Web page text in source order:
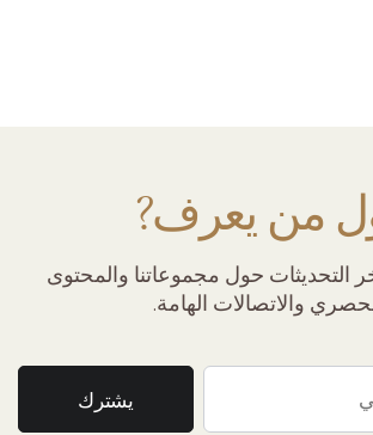
من يعرف?
حول مجموعاتنا والمحتوى
والاتصالات الهامة.